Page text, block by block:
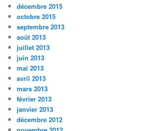
décembre 2015
octobre 2015
septembre 2013
août 2013
juillet 2013
juin 2013
mai 2013
avril 2013
mars 2013
février 2013
janvier 2013
décembre 2012